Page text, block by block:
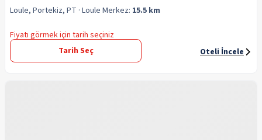
Loule, Portekiz, PT · Loule Merkez: 15.5 km
Fiyatı görmek için tarih seçiniz
Tarih Seç
Oteli İncele